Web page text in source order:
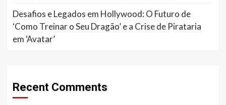
Desafios e Legados em Hollywood: O Futuro de
‘Como Treinar o Seu Dragão’ e a Crise de Pirataria
em ‘Avatar’
Recent Comments